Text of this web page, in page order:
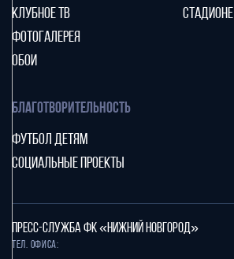
КЛУБНОЕ ТВ
ФОТОГАЛЕРЕЯ
ОБОИ
СТАДИОНЕ
БЛАГОТВОРИТЕЛЬНОСТЬ
ФУТБОЛ ДЕТЯМ
СОЦИАЛЬНЫЕ ПРОЕКТЫ
ПРЕСС-СЛУЖБА ФК «НИЖНИЙ НОВГОРОД»
Тел. офиса: